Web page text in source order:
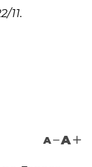
11.
A A